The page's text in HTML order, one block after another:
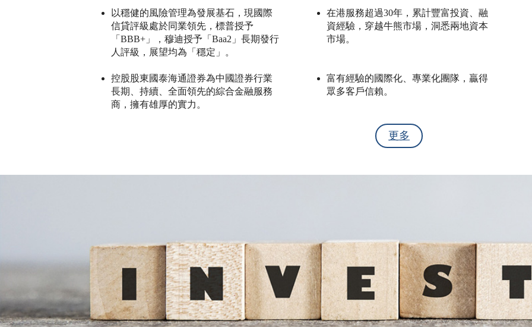
以穩健的風險管理為發展基石，現國際
信貸評級處於同業領先，標普授予
「BBB+」，穆迪授予「Baa2」長期發行
人評級，展望均為「穩定」。
控股股東國泰海通證券為中國證券行業
長期、持續、全面領先的綜合金融服務
商，擁有雄厚的實力。
在港服務超過30年，累計豐富投資、融
資經驗，穿越牛熊市場，洞悉兩地資本
市場。
富有經驗的國際化、專業化團隊，贏得
眾多客戶信賴。
更多